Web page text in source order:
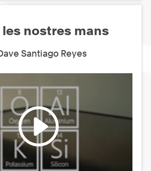
les nostres mans
Santiago Reyes